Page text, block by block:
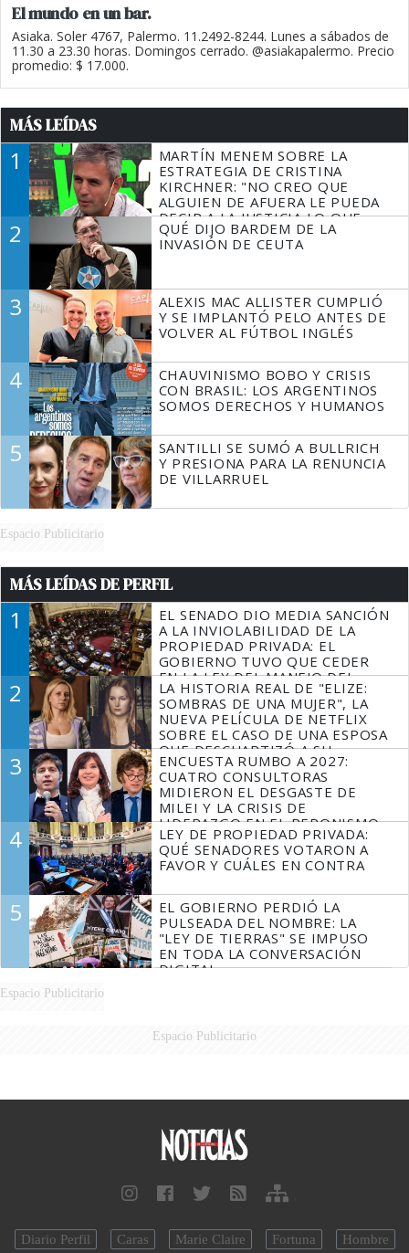
El mundo en un bar.
Asiaka. Soler 4767, Palermo. 11.2492-8244. Lunes a sábados de
11.30 a 23.30 horas. Domingos cerrado. @asiakapalermo. Precio
promedio: $ 17.000.
MÁS LEÍDAS
1
MARTÍN MENEM SOBRE LA
ESTRATEGIA DE CRISTINA
KIRCHNER: "NO CREO QUE
ALGUIEN DE AFUERA LE PUEDA
DECIR A LA JUSTICIA LO QUE
TIENE QUE HACER"
2
QUÉ DIJO BARDEM DE LA
INVASIÓN DE CEUTA
3
ALEXIS MAC ALLISTER CUMPLIÓ
Y SE IMPLANTÓ PELO ANTES DE
VOLVER AL FÚTBOL INGLÉS
4
CHAUVINISMO BOBO Y CRISIS
CON BRASIL: LOS ARGENTINOS
SOMOS DERECHOS Y HUMANOS
5
SANTILLI SE SUMÓ A BULLRICH
Y PRESIONA PARA LA RENUNCIA
DE VILLARRUEL
Espacio Publicitario
MÁS LEÍDAS DE PERFIL
1
EL SENADO DIO MEDIA SANCIÓN
A LA INVIOLABILIDAD DE LA
PROPIEDAD PRIVADA: EL
GOBIERNO TUVO QUE CEDER
EN LA LEY DEL MANEJO DEL
FUEGO
2
LA HISTORIA REAL DE "ELIZE:
SOMBRAS DE UNA MUJER", LA
NUEVA PELÍCULA DE NETFLIX
SOBRE EL CASO DE UNA ESPOSA
QUE DESCUARTIZÓ A SU
MARIDO
3
ENCUESTA RUMBO A 2027:
CUATRO CONSULTORAS
MIDIERON EL DESGASTE DE
MILEI Y LA CRISIS DE
LIDERAZGO EN EL PERONISMO
4
LEY DE PROPIEDAD PRIVADA:
QUÉ SENADORES VOTARON A
FAVOR Y CUÁLES EN CONTRA
5
EL GOBIERNO PERDIÓ LA
PULSEADA DEL NOMBRE: LA
"LEY DE TIERRAS" SE IMPUSO
EN TODA LA CONVERSACIÓN
DIGITAL
Espacio Publicitario
Espacio Publicitario
Diario Perfil Caras Marie Claire Fortuna Hombre